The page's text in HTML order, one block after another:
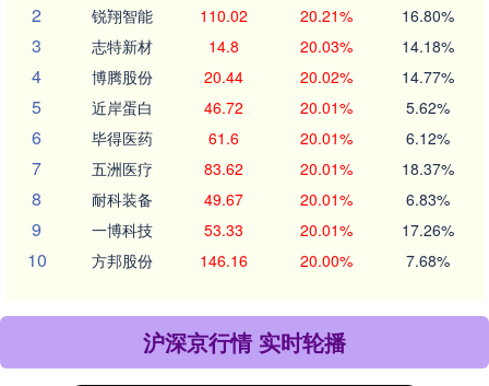
2 锐翔智能 110.02 20.21% 16.80%
3 志特新材 14.8 20.03% 14.18%
4 博腾股份 20.44 20.02% 14.77%
5 近岸蛋白 46.72 20.01% 5.62%
6 毕得医药 61.6 20.01% 6.12%
7 五洲医疗 83.62 20.01% 18.37%
8 耐科装备 49.67 20.01% 6.83%
9 一博科技 53.33 20.01% 17.26%
10 方邦股份 146.16 20.00% 7.68%
沪深京行情 实时轮播